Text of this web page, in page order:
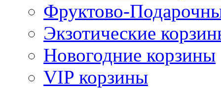
Фруктово-
Экзотические
Новогодние корзины
VIP корзины